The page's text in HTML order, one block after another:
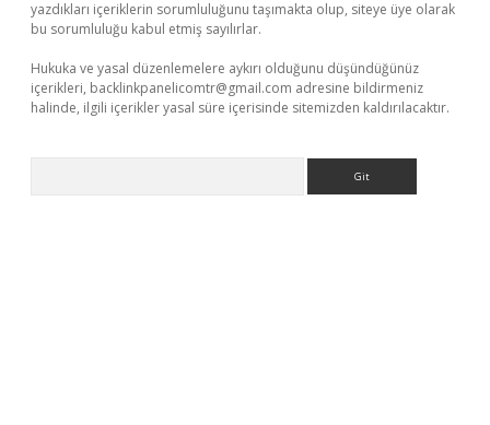
yazdıkları içeriklerin sorumluluğunu taşımakta olup, siteye üye olarak
bu sorumluluğu kabul etmiş sayılırlar.
Hukuka ve yasal düzenlemelere aykırı olduğunu düşündüğünüz
içerikleri, backlinkpanelicomtr@gmail.com adresine bildirmeniz
halinde, ilgili içerikler yasal süre içerisinde sitemizden kaldırılacaktır.